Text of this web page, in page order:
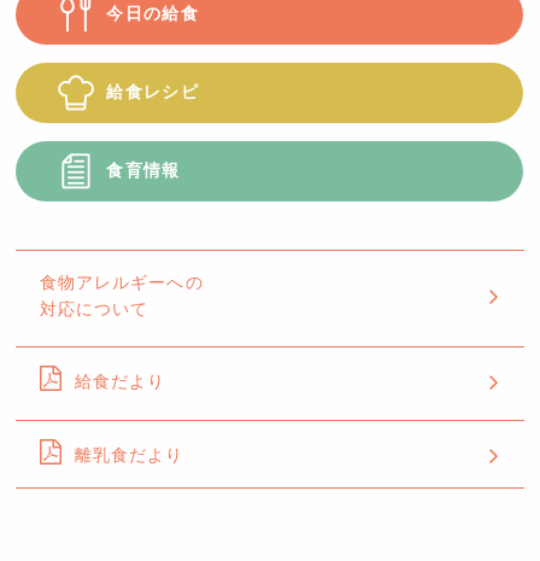
今日の給食
給食レシピ
食育情報
食物アレルギーへの
対応について
給食だより
離乳食だより